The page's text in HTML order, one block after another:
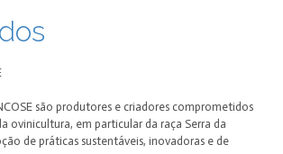
são produtores e criadores comprometidos
ovinicultura, em particular da raça Serra da
de práticas sustentáveis, inovadoras e de